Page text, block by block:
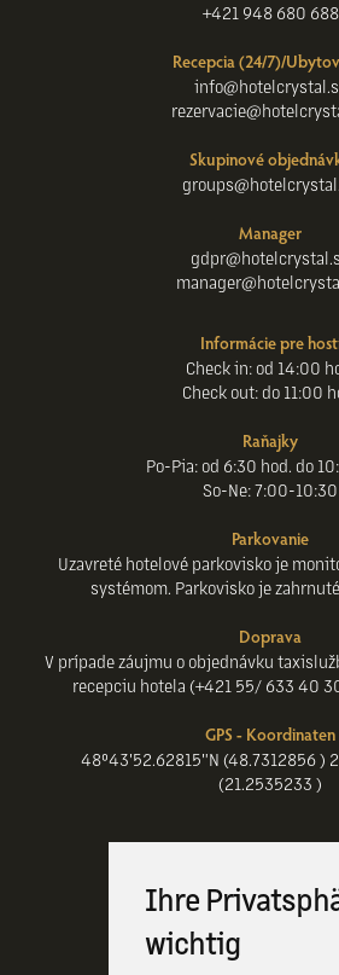
Ihre
wichtig
+421 948 680 688
Recepcia (24/7)/
Skupinové
Manager
Informácie pre
Check in: od 14:00
Check out: do 11:00
Raňajky
Po-Pia: od 6:30 hod. do
So-Ne: 7:00-10:30
Parkovanie
Uzavreté hotelové parkovisko je
systémom. Parkovisko je
Doprava
V prípade záujmu o objednávku
recepciu hotela (+421 55/ 633 40
GPS - Koordinaten
48°43'52.62815"N (48.7312856 )
(21.2535233 )